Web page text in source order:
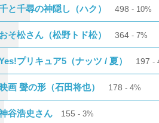
と千尋の神隠し（ハク） 498 10%
おそ松さん（松野トド松） 364 7%
プリキュア5（ナッツ / 夏） 197
映画 聲の形（石田将也） 178 4%
谷浩史さん 155 3%